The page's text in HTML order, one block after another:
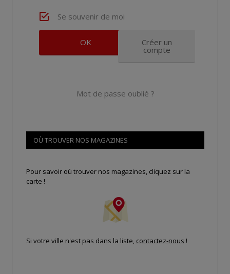
Se souvenir de moi
Créer un
compte
Mot de passe oublié ?
OÙ TROUVER NOS MAGAZINES
Pour savoir où trouver nos magazines, cliquez sur la
carte !
Si votre ville n'est pas dans la liste, contactez-nous !